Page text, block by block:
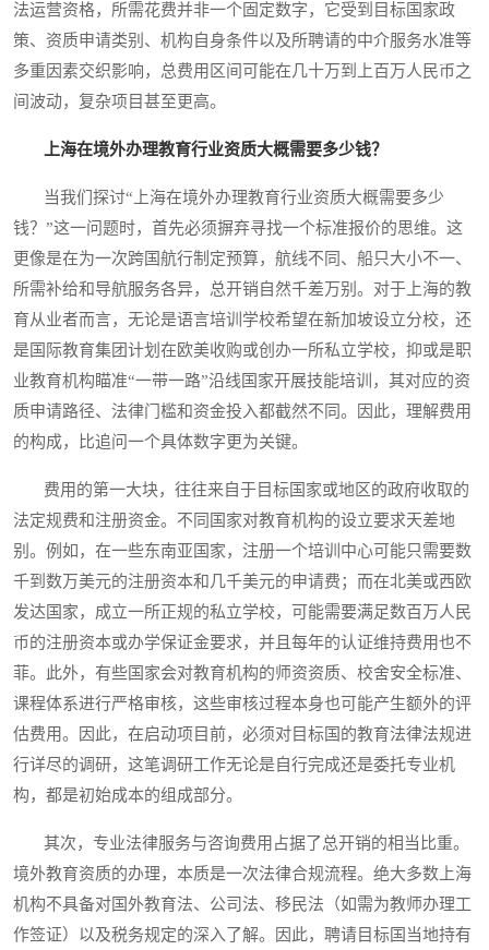
法运营资格，所需花费并非一个固定数字，它受到目标国家政
策、资质申请类别、机构自身条件以及所聘请的中介服务水准等
多重因素交织影响，总费用区间可能在几十万到上百万人民币之
间波动，复杂项目甚至更高。
上海在境外办理教育行业资质大概需要多少钱？
当我们探讨“上海在境外办理教育行业资质大概需要多少
钱？”这一问题时，首先必须摒弃寻找一个标准报价的思维。这
更像是在为一次跨国航行制定预算，航线不同、船只大小不一、
所需补给和导航服务各异，总开销自然千差万别。对于上海的教
育从业者而言，无论是语言培训学校希望在新加坡设立分校，还
是国际教育集团计划在欧美收购或创办一所私立学校，抑或是职
业教育机构瞄准“一带一路”沿线国家开展技能培训，其对应的资
质申请路径、法律门槛和资金投入都截然不同。因此，理解费用
的构成，比追问一个具体数字更为关键。
费用的第一大块，往往来自于目标国家或地区的政府收取的
法定规费和注册资金。不同国家对教育机构的设立要求天差地
别。例如，在一些东南亚国家，注册一个培训中心可能只需要数
千到数万美元的注册资本和几千美元的申请费；而在北美或西欧
发达国家，成立一所正规的私立学校，可能需要满足数百万人民
币的注册资本或办学保证金要求，并且每年的认证维持费用也不
菲。此外，有些国家会对教育机构的师资资质、校舍安全标准、
课程体系进行严格审核，这些审核过程本身也可能产生额外的评
估费用。因此，在启动项目前，必须对目标国的教育法律法规进
行详尽的调研，这笔调研工作无论是自行完成还是委托专业机
构，都是初始成本的组成部分。
其次，专业法律服务与咨询费用占据了总开销的相当比重。
境外教育资质的办理，本质是一次法律合规流程。绝大多数上海
机构不具备对国外教育法、公司法、移民法（如需为教师办理工
作签证）以及税务规定的深入了解。因此，聘请目标国当地持有